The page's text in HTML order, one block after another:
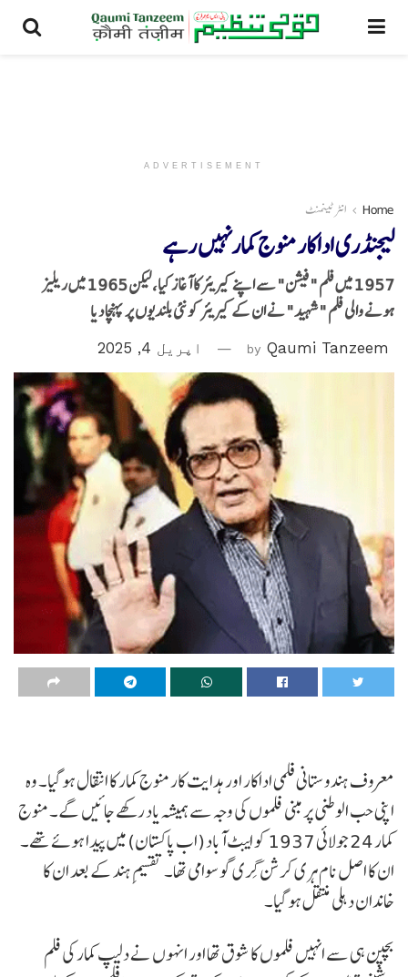
ADVERTISEMENT
Home انٹرٹینمنٹ
لیجنڈری اداکار منوج کمارنہیں رہے
1957 میں فلم "فیشن" سے اپنے کیریئر کا آغاز کیا، لیکن 1965 میں ریلیز
ہونے والی فلم "شہید" نے ان کے کیریئر کو نئی بلندیوں پر پہنچا دیا
by Qaumi Tanzeem اپریل 4, 2025
معروف ہندوستانی فلمی اداکار اور ہدایت کار منوج کمار کا انتقال ہو گیا۔ وہ
اپنی حب الوطنی پر مبنی فلموں کی وجہ سے ہمیشہ یاد رکھے جائیں گے۔ منوج
کمار 24 جولائی 1937 کو ایبٹ آباد (اب پاکستان) میں پیدا ہوئے تھے۔
ان کا اصل نام ہری کرشن گِری گو سوامی تھا۔ تقسیمِ ہند کے بعد ان کا
خاندان دہلی منتقل ہو گیا۔
بچپن ہی سے انہیں فلموں کا شوق تھا اور انہوں نے دلیپ کمار کی فلم